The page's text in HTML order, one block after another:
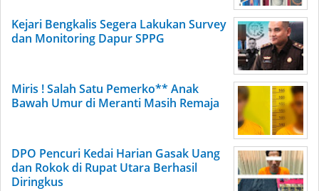
Kejari Bengkalis Segera Lakukan Survey
dan Monitoring Dapur SPPG
Miris ! Salah Satu Pemerko** Anak
Bawah Umur di Meranti Masih Remaja
DPO Pencuri Kedai Harian Gasak Uang
dan Rokok di Rupat Utara Berhasil
Diringkus